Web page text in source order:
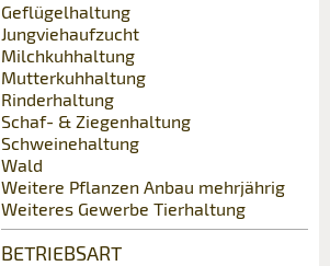
Geflügelhaltung
Jungviehaufzucht
Milchkuhhaltung
Mutterkuhhaltung
Rinderhaltung
Schaf- & Ziegenhaltung
Schweinehaltung
Wald
Weitere Pflanzen Anbau mehrjährig
Weiteres Gewerbe Tierhaltung
BETRIEBSART